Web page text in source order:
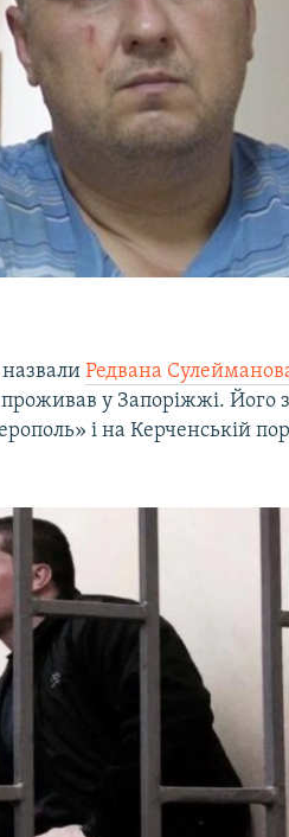
назвалиРедвана
у Запоріжжі. Його
і на Керченській